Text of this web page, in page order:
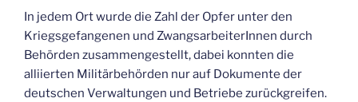
In jedem Ort wurde die Zahl der Opfer unter den
Kriegsgefangenen und ZwangsarbeiterInnen durch
Behörden zusammengestellt, dabei konnten die
alliierten Militärbehörden nur auf Dokumente der
deutschen Verwaltungen und Betriebe zurückgreifen.